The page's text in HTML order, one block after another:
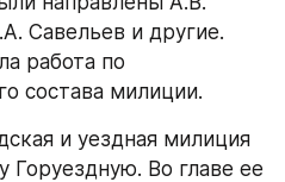
Савельев и другие.
работа по
состава милиции.
и уездная милиция
Горуездную. Во главе ее